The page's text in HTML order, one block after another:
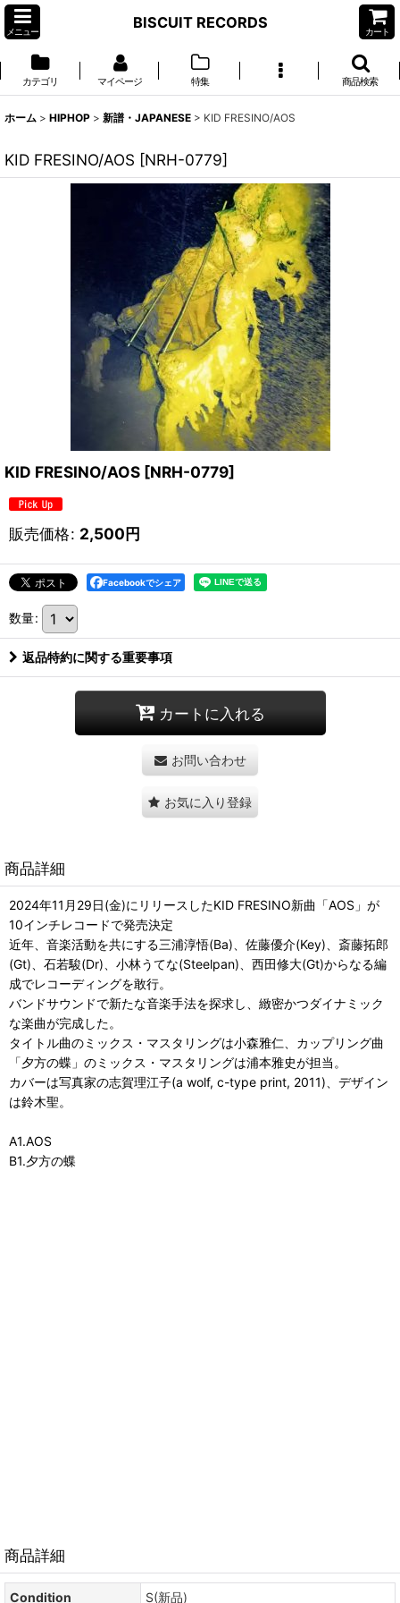
メニュー
BISCUIT RECORDS
カート
カテゴリ マイページ 特集 商品検索
ホーム > HIPHOP > 新譜・JAPANESE > KID FRESINO/AOS
KID FRESINO/AOS [NRH-0779]
KID FRESINO/AOS [NRH-0779]
販売価格: 2,500円
Facebookでシェア
数量:
返品特約に関する重要事項
カートに入れる
お問い合わせ
お気に入り登録
商品詳細
2024年11月29日(金)にリリースしたKID FRESINO新曲「AOS」が
10インチレコードで発売決定
近年、音楽活動を共にする三浦淳悟(Ba)、佐藤優介(Key)、斎藤拓郎
(Gt)、石若駿(Dr)、小林うてな(Steelpan)、西田修大(Gt)からなる編
成でレコーディングを敢行。
バンドサウンドで新たな音楽手法を探求し、緻密かつダイナミック
な楽曲が完成した。
タイトル曲のミックス・マスタリングは小森雅仁、カップリング曲
「夕方の蝶」のミックス・マスタリングは浦本雅史が担当。
カバーは写真家の志賀理江子(a wolf, c-type print, 2011)、デザイン
は鈴木聖。
A1.AOS
B1.夕方の蝶
商品詳細
Condition S(新品)